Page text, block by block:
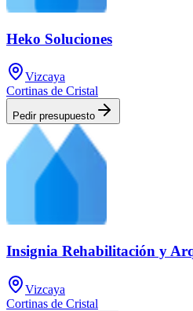
Heko Soluciones
Vizcaya
Cortinas de Cristal
Pedir presupuesto
Insignia Rehabilitación y
Vizcaya
Cortinas de Cristal